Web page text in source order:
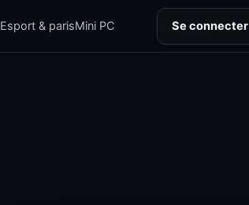
Esport & parisMini PC Se connecter